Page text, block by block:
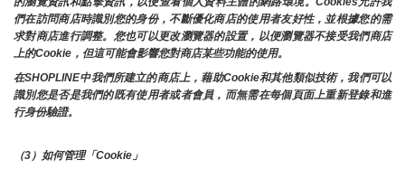
們在訪問商店時識別您的身份，不斷優化商店的使用者友好性，並根據您的需
求對商店進行調整。您也可以更改瀏覽器的設置，以便瀏覽器不接受我們商店
上的Cookie，但這可能會影響您對商店某些功能的使用。
在SHOPLINE中我們所建立的商店上，藉助Cookie和其他類似技術，我們可以
識別您是否是我們的既有使用者或者會員，而無需在每個頁面上重新登錄和進
行身份驗證。
（3）如何管理「Cookie」